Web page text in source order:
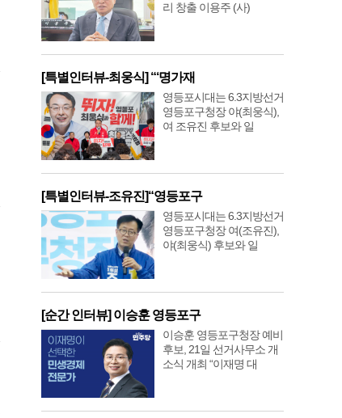
리 창출 이용주 (사)
[특별인터뷰-최웅식] “‘명가재
영등포시대는 6.3지방선거
영등포구청장 야(최웅식),
여 조유진 후보와 일
[특별인터뷰-조유진]“영등포구
영등포시대는 6.3지방선거
영등포구청장 여(조유진),
야(최웅식) 후보와 일
[순간 인터뷰] 이승훈 영등포구
이승훈 영등포구청장 예비
후보, 21일 선거사무소 개
소식 개최 “이재명 대